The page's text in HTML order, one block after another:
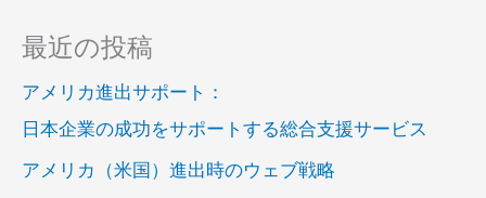
最近の投稿
アメリカ進出サポート：
日本企業の成功をサポートする総合支援サービス
アメリカ（米国）進出時のウェブ戦略